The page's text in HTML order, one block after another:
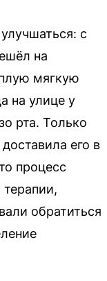
с
на
мягкую
на улице у
рта. Только
его в
процесс
обратиться